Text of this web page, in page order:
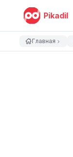
Pikadil
Главная